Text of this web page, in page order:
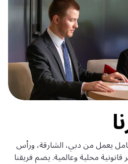
يعمل من دبي، الشارقة، ورأس
قانونية محلية وعالمية. يضم فريقنا